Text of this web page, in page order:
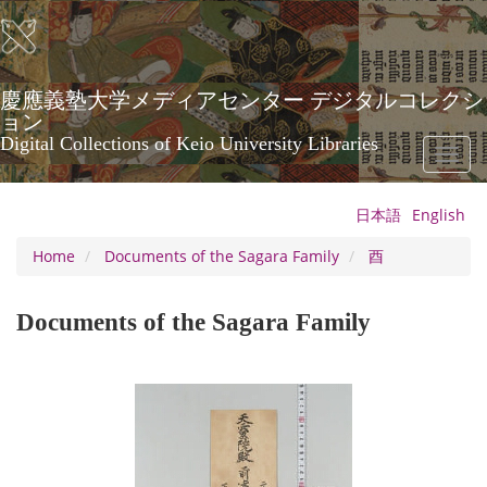
Skip
to
main
content
慶應義塾大学メディアセンター デジタルコレクシ
ョン
Digital Collections of Keio University Libraries
Toggle
日本語 English
Home
Documents of the Sagara Family 酉
Documents of the Sagara Family